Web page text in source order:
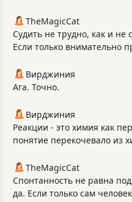
TheMagicCat
Судить не трудно, как и
Если только внимательно
Вирджиния
Ага. Точно.
Вирджиния
Реакции - это химия как
понятие перекочевало из
TheMagicCat
Спонтанность не равна
да. Если только сам